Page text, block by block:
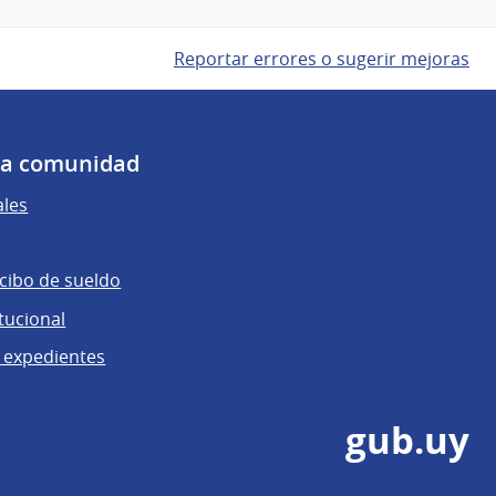
Reportar errores o sugerir mejoras
comunidad
de sueldo
gub.uy